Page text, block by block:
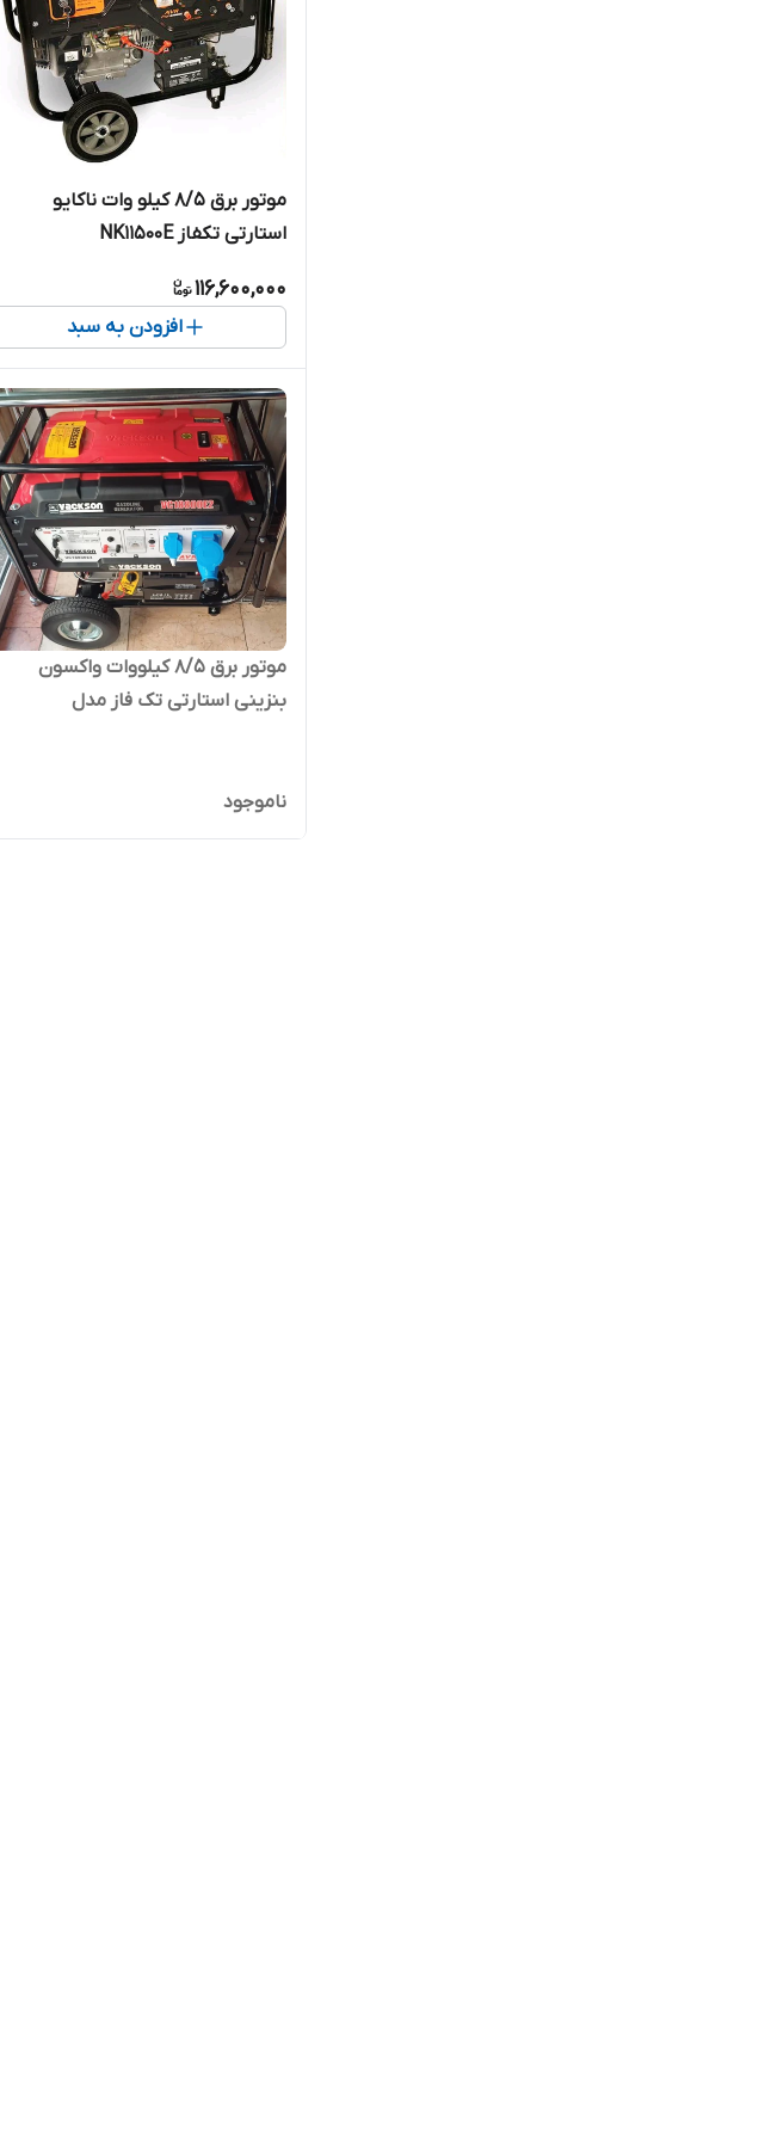
موتور برق 8/5 کیلو وات ناکایو
استارتی تکفاز NK11500E
116,600,000
افزودن به سبد
موتور برق 8/5 کیلووات واکسون
بنزینی استارتی تک فاز مدل
ناموجود